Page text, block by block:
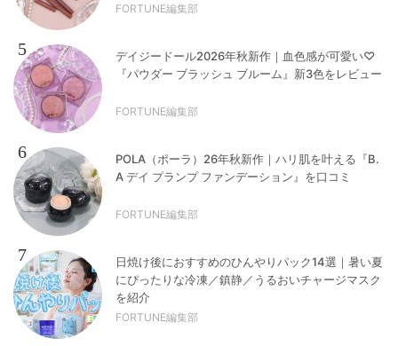
FORTUNE編集部
5
デイジードール2026年秋新作｜血色感が可愛い♡
『パウダー ブラッシュ ブルーム』新3色をレビュー
FORTUNE編集部
6
POLA（ポーラ）26年秋新作｜ハリ肌を叶える『B.
A デイ プランプ ファンデーション』を口コミ
FORTUNE編集部
7
日焼け後におすすめのひんやりパック14選｜暑い夏
にぴったりな冷凍／鎮静／うるおいチャージマスク
を紹介
FORTUNE編集部